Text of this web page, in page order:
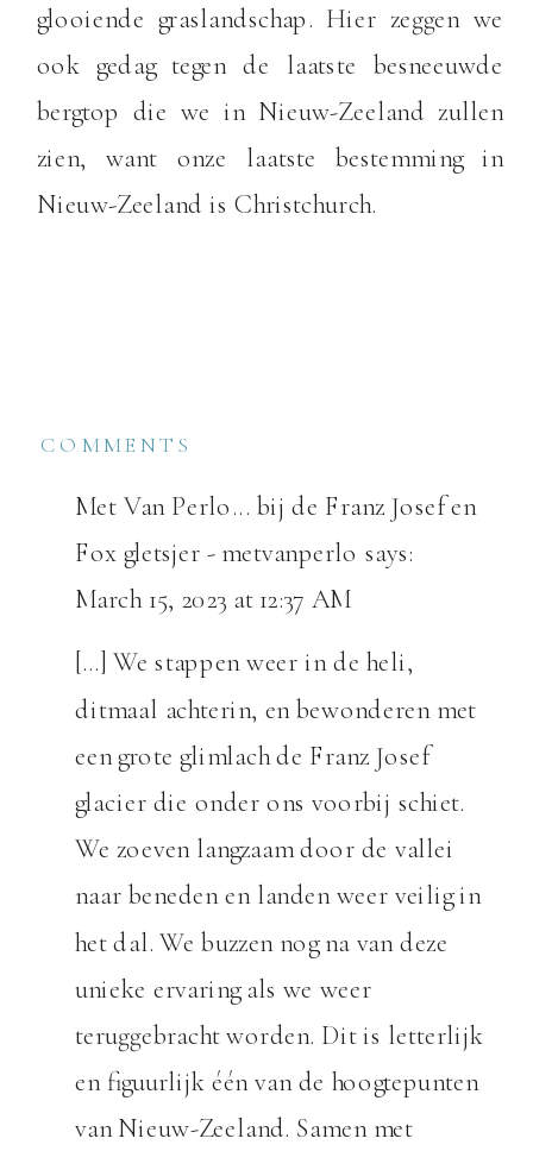
glooiende graslandschap. Hier zeggen we
ook gedag tegen de laatste besneeuwde
bergtop die we in Nieuw-Zeeland zullen
zien, want onze laatste bestemming in
Nieuw-Zeeland is Christchurch.
COMMENTS
Met Van Perlo... bij de Franz Josef en
Fox gletsjer - metvanperlo says:
March 15, 2023 at 12:37 AM
[…] We stappen weer in de heli,
ditmaal achterin, en bewonderen met
een grote glimlach de Franz Josef
glacier die onder ons voorbij schiet.
We zoeven langzaam door de vallei
naar beneden en landen weer veilig in
het dal. We buzzen nog na van deze
unieke ervaring als we weer
teruggebracht worden. Dit is letterlijk
en figuurlijk één van de hoogtepunten
van Nieuw-Zeeland. Samen met